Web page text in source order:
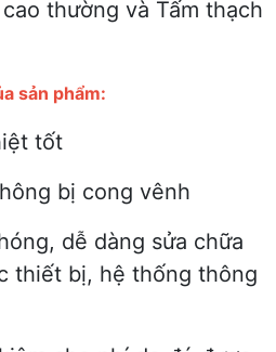
thường và Tấm thạch
sản phẩm:
tốt
bị cong vênh
dễ dàng sửa chữa
thiết bị, hệ thống thông